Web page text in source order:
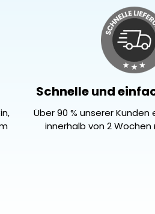
Schnelle und
Über 90 % unserer
innerhalb von 2